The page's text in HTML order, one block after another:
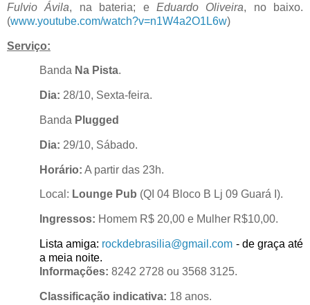
Fulvio Ávila, na bateria; e Eduardo Oliveira, no baixo.
(www.youtube.com/watch?v=n1W4a2O1L6w)
Serviço:
Banda Na Pista.
Dia: 28/10, Sexta-feira.
Banda Plugged
Dia: 29/10, Sábado.
Horário: A partir das 23h.
Local: Lounge Pub (QI 04 Bloco B Lj 09 Guará I).
Ingressos: Homem R$ 20,00 e Mulher R$10,00.
Lista amiga: rockdebrasilia@gmail.com - de graça até
a meia noite.
Informações: 8242 2728 ou 3568 3125.
Classificação indicativa: 18 anos.